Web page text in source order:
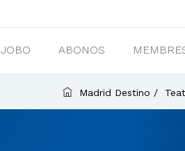
JOBO ABONOS
Madrid Destino